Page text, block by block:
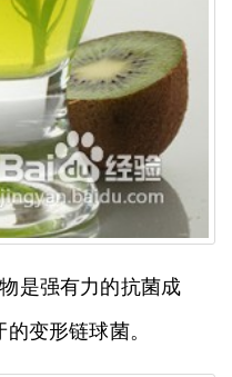
是强有力的抗菌成
变形链球菌。